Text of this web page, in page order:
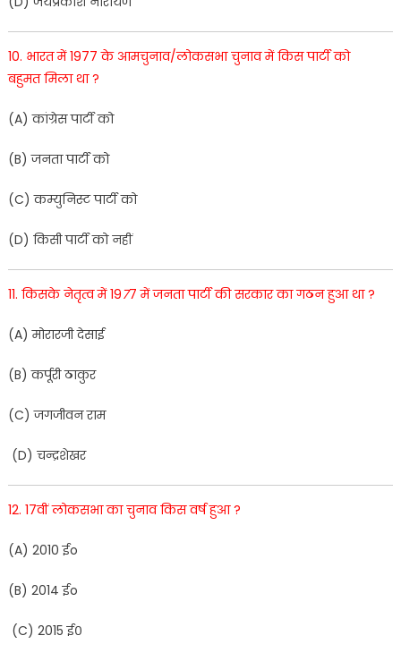
10. भारतमें1977के आमचुनाव/लोकसभाचुनावमेंकिसपार्टीको
बहुमतमिलाथा?
(A)कांग्रेसपार्टीको
(B)जनतापार्टीको
(C)कम्युनिस्टपार्टीको
(D) किसीपार्टीकोनहीं
11. किसकेनेतृत्वमें1977मेंजनतापार्टीकीसरकारकागठन हुआथा?
(A)मोरारजीदेसाई
(B)कर्पूरीठाकुर
(C)जगजीवनराम
(D) चन्द्रशेखर
12. 17वींलोकसभाकाचुनावकिसवर्षहुआ?
(A) 2010ईo
(B) 2014ईo
(C) 2015ई०